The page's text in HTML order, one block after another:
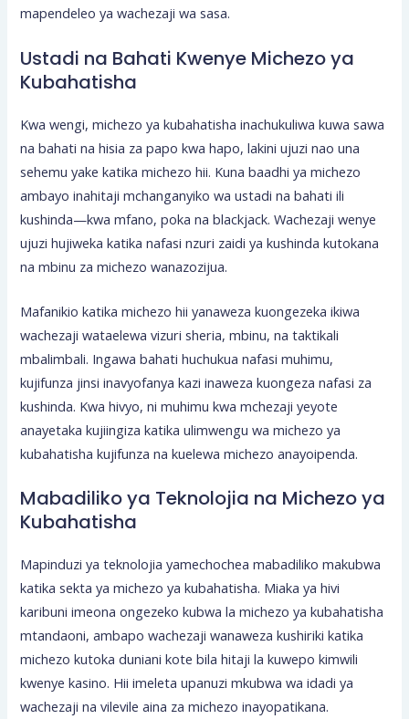
mapendeleo ya wachezaji wa sasa.
Ustadi na Bahati Kwenye Michezo ya
Kubahatisha
Kwa wengi, michezo ya kubahatisha inachukuliwa kuwa sawa
na bahati na hisia za papo kwa hapo, lakini ujuzi nao una
sehemu yake katika michezo hii. Kuna baadhi ya michezo
ambayo inahitaji mchanganyiko wa ustadi na bahati ili
kushinda—kwa mfano, poka na blackjack. Wachezaji wenye
ujuzi hujiweka katika nafasi nzuri zaidi ya kushinda kutokana
na mbinu za michezo wanazozijua.
Mafanikio katika michezo hii yanaweza kuongezeka ikiwa
wachezaji wataelewa vizuri sheria, mbinu, na taktikali
mbalimbali. Ingawa bahati huchukua nafasi muhimu,
kujifunza jinsi inavyofanya kazi inaweza kuongeza nafasi za
kushinda. Kwa hivyo, ni muhimu kwa mchezaji yeyote
anayetaka kujiingiza katika ulimwengu wa michezo ya
kubahatisha kujifunza na kuelewa michezo anayoipenda.
Mabadiliko ya Teknolojia na Michezo ya
Kubahatisha
Mapinduzi ya teknolojia yamechochea mabadiliko makubwa
katika sekta ya michezo ya kubahatisha. Miaka ya hivi
karibuni imeona ongezeko kubwa la michezo ya kubahatisha
mtandaoni, ambapo wachezaji wanaweza kushiriki katika
michezo kutoka duniani kote bila hitaji la kuwepo kimwili
kwenye kasino. Hii imeleta upanuzi mkubwa wa idadi ya
wachezaji na vilevile aina za michezo inayopatikana.